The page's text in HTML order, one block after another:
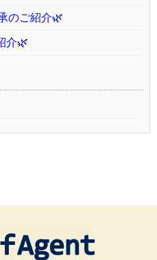
のご紹介🌿
介🌿